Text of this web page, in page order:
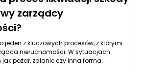
zarządcy
jeden z kluczowych procesów, z którymi
nieruchomości. W sytuacjach
jak pożar, zalanie czy inna forma